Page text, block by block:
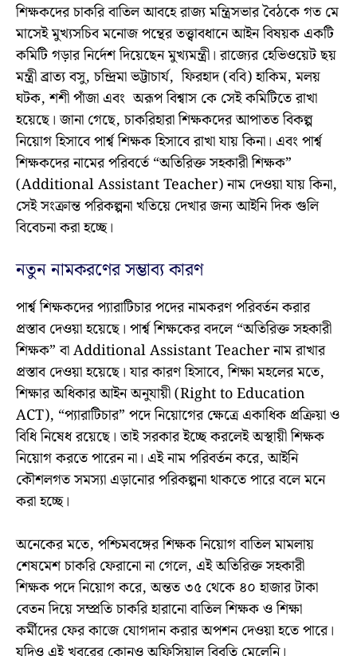
শিক্ষকদের চাকরি বাতিল আবহে রাজ্য মন্ত্রিসভার বৈঠকে গত মে
মাসেই মুখ্যসচিব মনোজ পন্থের তত্ত্বাবধানে আইন বিষয়ক একটি
কমিটি গড়ার নির্দেশ দিয়েছেন মুখ্যমন্ত্রী। রাজ্যের হেভিওয়েট ছয়
মন্ত্রী ব্রাত্য বসু, চন্দ্রিমা ভট্টাচার্য, ফিরহাদ (ববি) হাকিম, মলয়
ঘটক, শশী পাঁজা এবং অরূপ বিশ্বাস কে সেই কমিটিতে রাখা
হয়েছে। জানা গেছে, চাকরিহারা শিক্ষকদের আপাতত বিকল্প
নিয়োগ হিসাবে পার্শ্ব শিক্ষক হিসাবে রাখা যায় কিনা। এবং পার্শ্ব
শিক্ষকদের নামের পরিবর্তে “অতিরিক্ত সহকারী শিক্ষক”
(Additional Assistant Teacher) নাম দেওয়া যায় কিনা,
সেই সংক্রান্ত পরিকল্পনা খতিয়ে দেখার জন্য আইনি দিক গুলি
বিবেচনা করা হচ্ছে।
নতুন নামকরণের সম্ভাব্য কারণ
পার্শ্ব শিক্ষকদের প্যারাটিচার পদের নামকরণ পরিবর্তন করার
প্রস্তাব দেওয়া হয়েছে। পার্শ্ব শিক্ষকের বদলে “অতিরিক্ত সহকারী
শিক্ষক” বা Additional Assistant Teacher নাম রাখার
প্রস্তাব দেওয়া হয়েছে। যার কারণ হিসাবে, শিক্ষা মহলের মতে,
শিক্ষার অধিকার আইন অনুযায়ী (Right to Education
ACT), “প্যারাটিচার” পদে নিয়োগের ক্ষেত্রে একাধিক প্রক্রিয়া ও
বিধি নিষেধ রয়েছে। তাই সরকার ইচ্ছে করলেই অস্থায়ী শিক্ষক
নিয়োগ করতে পারেন না। এই নাম পরিবর্তন করে, আইনি
কৌশলগত সমস্যা এড়ানোর পরিকল্পনা থাকতে পারে বলে মনে
করা হচ্ছে।
অনেকের মতে, পশ্চিমবঙ্গের শিক্ষক নিয়োগ বাতিল মামলায়
শেষমেশ চাকরি ফেরানো না গেলে, এই অতিরিক্ত সহকারী
শিক্ষক পদে নিয়োগ করে, অন্তত ৩৫ থেকে ৪০ হাজার টাকা
বেতন দিয়ে সম্প্রতি চাকরি হারানো বাতিল শিক্ষক ও শিক্ষা
কর্মীদের ফের কাজে যোগদান করার অপশন দেওয়া হতে পারে।